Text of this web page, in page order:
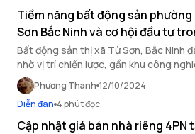
Tiềm năng bất động sản
Sơn Bắc Ninh và cơ hội đầu tư
Bất động sản thị xã Từ Sơn, Bắc Ninh
nhờ vị trí chiến lược, gần khu công
trưởng cao.
Phương Thanh 12/10/2024
Diễn đàn 4 phút đọc
Cập nhật giá bán nhà riêng 4PN